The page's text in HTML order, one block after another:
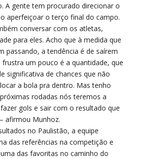
A gente tem procurado direcionar o
aperfeiçoar o terço final do campo.
conversar com os atletas,
para eles. Acho que à medida que
passando, a tendência é de saírem
frustra um pouco é a quantidade, que
significativa de chances que não
a bola pra dentro. Mas tenho
rodadas nós teremos a
gols e sair com o resultado que
afirmou Munhoz.
no Paulistão, a equipe
das referências na competição e
das favoritas no caminho do